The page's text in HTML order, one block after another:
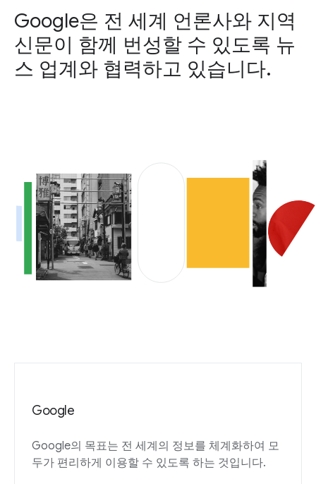
Google은 전 세계 언론사와 지역
신문이 함께 번성할 수 있도록 뉴
스 업계와 협력하고 있습니다.
Google
Google의 목표는 전 세계의 정보를 체계화하여 모
두가 편리하게 이용할 수 있도록 하는 것입니다.